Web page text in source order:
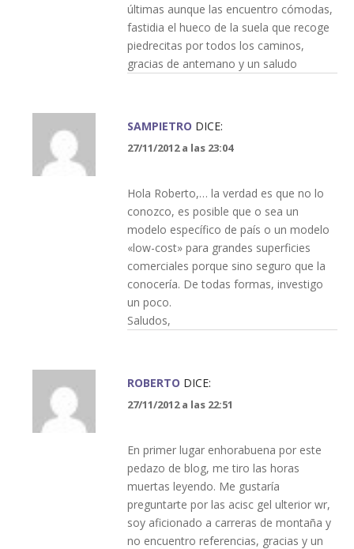
últimas aunque las encuentro cómodas,
fastidia el hueco de la suela que recoge
piedrecitas por todos los caminos,
gracias de antemano y un saludo
SAMPIETRO DICE:
27/11/2012 a las 23:04
Hola Roberto,… la verdad es que no lo
conozco, es posible que o sea un
modelo específico de país o un modelo
«low-cost» para grandes superficies
comerciales porque sino seguro que la
conocería. De todas formas, investigo
un poco.
Saludos,
ROBERTO DICE:
27/11/2012 a las 22:51
En primer lugar enhorabuena por este
pedazo de blog, me tiro las horas
muertas leyendo. Me gustaría
preguntarte por las acisc gel ulterior wr,
soy aficionado a carreras de montaña y
no encuentro referencias, gracias y un